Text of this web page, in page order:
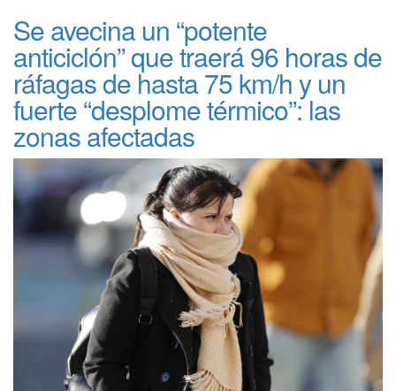
Se avecina un “potente
anticiclón” que traerá 96 horas de
ráfagas de hasta 75 km/h y un
fuerte “desplome térmico”: las
zonas afectadas